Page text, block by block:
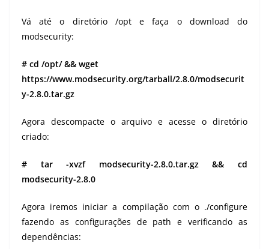
Vá até o diretório /opt e faça o download do
modsecurity:
# cd /opt/ && wget
https://www.modsecurity.org/tarball/2.8.0/modsecurit
y-2.8.0.tar.gz
Agora descompacte o arquivo e acesse o diretório
criado:
# tar -xvzf modsecurity-2.8.0.tar.gz && cd
modsecurity-2.8.0
Agora iremos iniciar a compilação com o ./configure
fazendo as configurações de path e verificando as
dependências: